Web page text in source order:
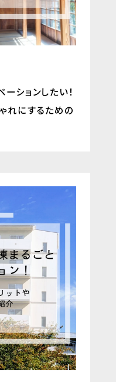
ーションしたい！
ゃれにするための